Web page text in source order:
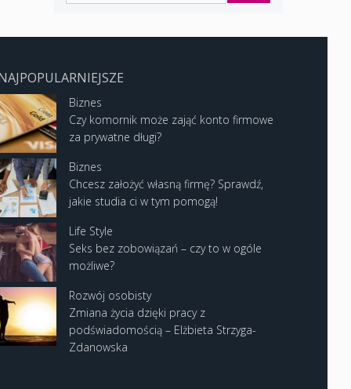
Biznes
Czy komornik może zająć konto firmowe
za prywatne długi?
Biznes
Chcesz założyć własną firmę? Sprawdź,
jakie studia ci w tym pomogą!
Life Style
Seks bez zobowiązań – czy to w ogóle
możliwe?
Rozwój osobisty
Zmiana życia dzięki pracy z
podświadomością – Elżbieta Strzyga-
Zdanowska